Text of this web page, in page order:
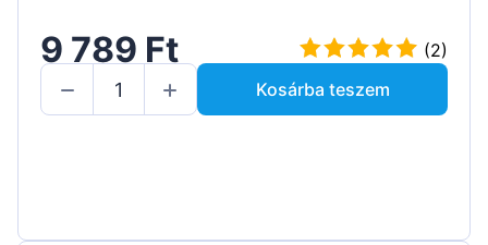
9 789 Ft
(2)
Kosárba teszem